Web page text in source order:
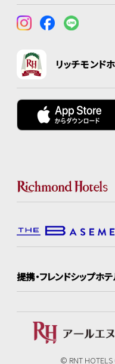
リッチモンド
提携・フレンドシップホ
© RNT